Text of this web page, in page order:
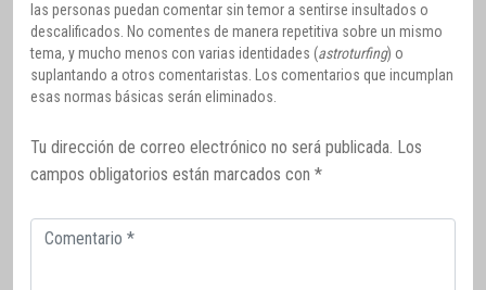
las personas puedan comentar sin temor a sentirse insultados o
descalificados. No comentes de manera repetitiva sobre un mismo
tema, y mucho menos con varias identidades (astroturfing) o
suplantando a otros comentaristas. Los comentarios que incumplan
esas normas básicas serán eliminados.
Tu dirección de correo electrónico no será publicada. Los
campos obligatorios están marcados con *
Comentario